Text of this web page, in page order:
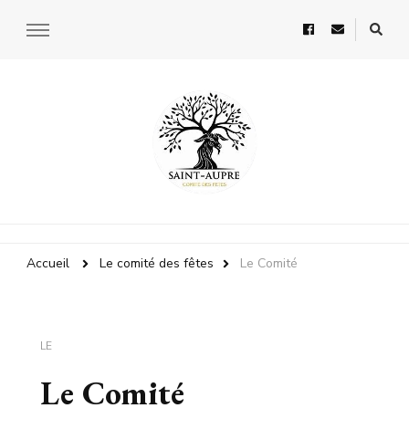
Accueil Le comité des fêtes Le Comité
LE
Le Comité